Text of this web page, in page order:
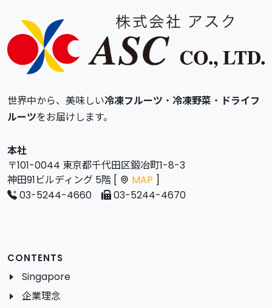
世界中から、美味しい冷凍フルーツ ・ 冷凍野菜 ・ ドライフ
ルーツをお届けします。
本社
〒101-0044 東京都千代田区鍛冶町1-8-3
神田91ビルディング 5階 [
MAP ]
03-5244-4660
03-5244-4670
CONTENTS
Singapore
企業理念